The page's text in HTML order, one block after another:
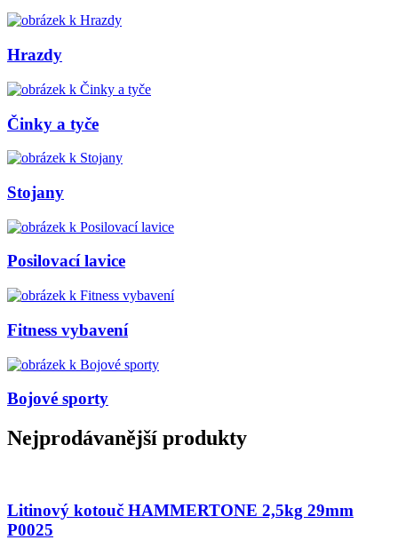
Hrazdy
Činky a tyče
Stojany
Posilovací lavice
Fitness vybavení
Bojové sporty
Nejprodávanější produkty
Litinový kotouč HAMMERTONE 2,5kg 29mm
P0025